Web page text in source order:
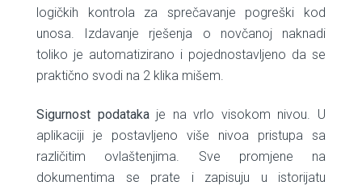
logičkih kontrola za sprečavanje pogreški kod
unosa. Izdavanje rješenja o novčanoj naknadi
toliko je automatizirano i pojednostavljeno da se
praktično svodi na 2 klika mišem.
Sigurnost podatakaje na vrlo visokom nivou. U
aplikaciji je postavljeno više nivoa pristupa sa
različitim ovlaštenjima. Sve promjene na
dokumentima se prate i zapisuju u istorijatu